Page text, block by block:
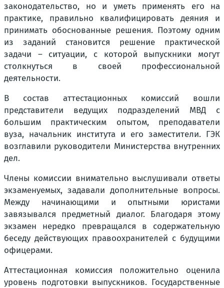
законодательство, но и уметь применять его на
практике, правильно квалифицировать деяния и
принимать обоснованные решения. Поэтому одним
из заданий становится решение практической
задачи – ситуации, с которой выпускники могут
столкнуться в своей профессиональной
деятельности.
В состав аттестационных комиссий вошли
представители ведущих подразделений МВД с
большим практическим опытом, преподаватели
вуза, начальник института и его заместители. ГЭК
возглавили руководители Министерства внутренних
дел.
Члены комиссии внимательно выслушивали ответы
экзаменуемых, задавали дополнительные вопросы.
Между начинающими и опытными юристами
завязывался предметный диалог. Благодаря этому
экзамен нередко превращался в содержательную
беседу действующих правоохранителей с будущими
офицерами.
Аттестационная комиссия положительно оценила
уровень подготовки выпускников. Государственные